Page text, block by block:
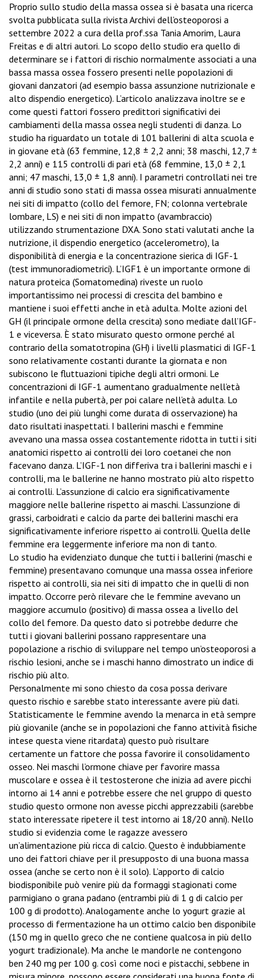
Proprio sullo studio della massa ossea si è basata una ricerca
svolta pubblicata sulla rivista Archivi dell’osteoporosi a
settembre 2022 a cura della prof.ssa Tania Amorim, Laura
Freitas e di altri autori. Lo scopo dello studio era quello di
determinare se i fattori di rischio normalmente associati a una
bassa massa ossea fossero presenti nelle popolazioni di
giovani danzatori (ad esempio bassa assunzione nutrizionale e
alto dispendio energetico). L’articolo analizzava inoltre se e
come questi fattori fossero predittori significativi dei
cambiamenti della massa ossea negli studenti di danza. Lo
studio ha riguardato un totale di 101 ballerini di alta scuola e
in giovane età (63 femmine, 12,8 ± 2,2 anni; 38 maschi, 12,7 ±
2,2 anni) e 115 controlli di pari età (68 femmine, 13,0 ± 2,1
anni; 47 maschi, 13,0 ± 1,8 anni). I parametri controllati nei tre
anni di studio sono stati di massa ossea misurati annualmente
nei siti di impatto (collo del femore, FN; colonna vertebrale
lombare, LS) e nei siti di non impatto (avambraccio)
utilizzando strumentazione DXA. Sono stati valutati anche la
nutrizione, il dispendio energetico (accelerometro), la
disponibilità di energia e la concentrazione sierica di IGF-1
(test immunoradiometrici). L’IGF1 è un importante ormone di
natura proteica (Somatomedina) riveste un ruolo
importantissimo nei processi di crescita del bambino e
mantiene i suoi effetti anche in età adulta. Molte azioni del
GH (il principale ormone della crescita) sono mediate dall’IGF-
1 e viceversa. È stato misurato questo ormone perché al
contrario della somatotropina (GH) i livelli plasmatici di IGF-1
sono relativamente costanti durante la giornata e non
subiscono le fluttuazioni tipiche degli altri ormoni. Le
concentrazioni di IGF-1 aumentano gradualmente nell’età
infantile e nella pubertà, per poi calare nell’età adulta. Lo
studio (uno dei più lunghi come durata di osservazione) ha
dato risultati inaspettati. I ballerini maschi e femmine
avevano una massa ossea costantemente ridotta in tutti i siti
anatomici rispetto ai controlli dei loro coetanei che non
facevano danza. L’IGF-1 non differiva tra i ballerini maschi e i
controlli, ma le ballerine ne hanno mostrato più alto rispetto
ai controlli. L’assunzione di calcio era significativamente
maggiore nelle ballerine rispetto ai maschi. L’assunzione di
grassi, carboidrati e calcio da parte dei ballerini maschi era
significativamente inferiore rispetto ai controlli. Quella delle
femmine era leggermente inferiore ma non di tanto.
Lo studio ha evidenziato dunque che tutti i ballerini (maschi e
femmine) presentavano comunque una massa ossea inferiore
rispetto ai controlli, sia nei siti di impatto che in quelli di non
impatto. Occorre però rilevare che le femmine avevano un
maggiore accumulo (positivo) di massa ossea a livello del
collo del femore. Da questo dato si potrebbe dedurre che
tutti i giovani ballerini possano rappresentare una
popolazione a rischio di sviluppare nel tempo un’osteoporosi a
rischio lesioni, anche se i maschi hanno dimostrato un indice di
rischio più alto.
Personalmente mi sono chiesto da cosa possa derivare
questo rischio e sarebbe stato interessante avere più dati.
Statisticamente le femmine avendo la menarca in età sempre
più giovanile (anche se in popolazioni che fanno attività fisiche
intese questa viene ritardata) questo può risultare
certamente un fattore che possa favorire il consolidamento
osseo. Nei maschi l’ormone chiave per favorire massa
muscolare e ossea è il testosterone che inizia ad avere picchi
intorno ai 14 anni e potrebbe essere che nel gruppo di questo
studio questo ormone non avesse picchi apprezzabili (sarebbe
stato interessate ripetere il test intorno ai 18/20 anni). Nello
studio si evidenzia come le ragazze avessero
un’alimentazione più ricca di calcio. Questo è indubbiamente
uno dei fattori chiave per il presupposto di una buona massa
ossea (anche se certo non è il solo). L’apporto di calcio
biodisponibile può venire più da formaggi stagionati come
parmigiano o grana padano (entrambi più di 1 g di calcio per
100 g di prodotto). Analogamente anche lo yogurt grazie al
processo di fermentazione ha un ottimo calcio ben disponibile
(150 mg in quello greco che ne contiene qualcosa in più dello
yogurt tradizionale). Ma anche le mandorle ne contengono
ben 240 mg per 100 g. così come noci e pistacchi, sebbene in